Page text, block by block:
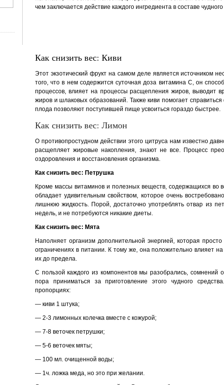
чем заключается действие каждого ингредиента в составе
Как снизить вес: Киви
Этот экзотический фрукт на самом деле является источником
того, что в нем содержится суточная доза витамина С, он
процессов, влияет на процессы расщепления жиров, выводит
жиров и шлаковых образований. Также киви помогает справиться
плода позволяют поступившей пище усвоиться гораздо быстрее.
Как снизить вес: Лимон
О противопростудном действии этого цитруса нам известно
расщепляет жировые накопления, знают не все. Процесс
оздоровления и восстановления организма.
Как снизить вес: Петрушка
Кроме массы витаминов и полезных веществ, содержащихся во
обладает удивительным свойством, которое очень
лишнюю жидкость. Порой, достаточно употреблять отвар из
недель, и не потребуются никакие диеты.
Как снизить вес: Мята
Наполняет организм дополнительной энергией, которая
ограничениях в питании. К тому же, она положительно влияет
их до предела.
С пользой каждого из компонентов мы разобрались, сомнений
пора приниматься за приготовление этого чудного
пропорциях:
— киви 1 штука;
— 2-3 лимонных колечка вместе с кожурой;
— 7-8 веточек петрушки;
— 5-6 веточек мяты;
— 100 мл. очищенной воды;
— 1ч. ложка меда, но это при желании.